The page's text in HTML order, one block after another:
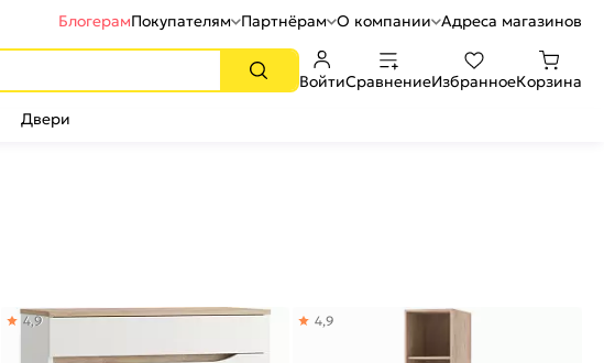
БлогерамПокупателям Партнёрам О компании Адреса магазинов
ВойтиСравнениеИзбранноеКорзина
Двери
4,9 4,9